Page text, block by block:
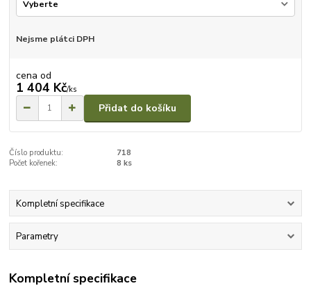
Nejsme plátci DPH
cena od
1 404 Kč/ks
Přidat do košíku
Číslo produktu:
718
Počet kořenek:
8 ks
Kompletní specifikace
Parametry
Kompletní specifikace